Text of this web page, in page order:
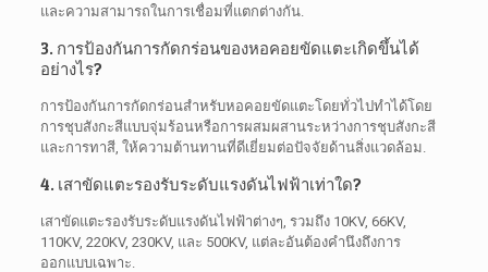
และความสามารถในการเชื่อมที่แตกต่างกัน.
3. การป้องกันการกัดกร่อนของหอคอยขัดแตะเกิดขึ้นได้
อย่างไร?
การป้องกันการกัดกร่อนสำหรับหอคอยขัดแตะโดยทั่วไปทำได้โดย
การชุบสังกะสีแบบจุ่มร้อนหรือการผสมผสานระหว่างการชุบสังกะสี
และการทาสี, ให้ความต้านทานที่ดีเยี่ยมต่อปัจจัยด้านสิ่งแวดล้อม.
4. เสาขัดแตะรองรับระดับแรงดันไฟฟ้าเท่าใด?
เสาขัดแตะรองรับระดับแรงดันไฟฟ้าต่างๆ, รวมถึง 10KV, 66KV,
110KV, 220KV, 230KV, และ 500KV, แต่ละอันต้องคำนึงถึงการ
ออกแบบเฉพาะ.